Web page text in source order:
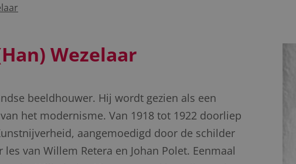
Wezelaar
beeldhouwer. Hij wordt gezien als een
het modernisme. Van 1918 tot 1922 doorliep
aangemoedigd door de schilder
van Willem Retera en Johan Polet. Eenmaal